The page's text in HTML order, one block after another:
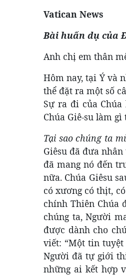
Vatican News
Bài huấn dụ của
Anh chị em thân
Hôm nay, tại Ý và
thể đặt ra một số
Sự ra đi của
Chúa Giê-su làm
Tại sao chúng ta
Giêsu đã đưa
đã mang nó đến
nữa. Chúa Giêsu
có xương có thịt,
chính Thiên Chúa
chúng ta, Người
được dành cho
viết: “Một tin
Người đã tự giới
những ai kết hợp